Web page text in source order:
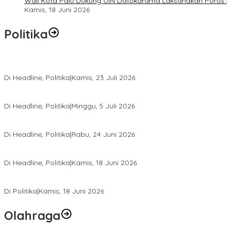
Kamis, 18 Juni 2026
Politika
Di Headline, Politika|Kamis, 23 Juli 2026
Di Headline, Politika|Minggu, 5 Juli 2026
Di Headline, Politika|Rabu, 24 Juni 2026
Di Headline, Politika|Kamis, 18 Juni 2026
Di Politika|Kamis, 18 Juni 2026
Olahraga